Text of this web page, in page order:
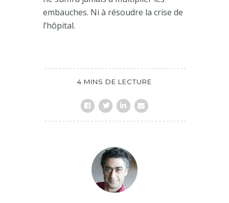
embauches. Ni à résoudre la crise de
l’hôpital.
4 MINS DE LECTURE